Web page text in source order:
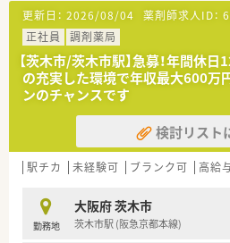
【やりがい/おすすめポイント】
■ドクターからの信頼が厚く、医
域医療に貢献できる実感がありま
■新規オープンに一から携わるこ
作り上げていくやりがいを感じら
■社員一人ひとりの頑張りをしっ
った形で還元してくれる会社です。
【こんな方が活躍中】
■向上心が高く、自身のキャリア
いきたい20代・30代の方が中心で
ら勤務している方も多数います。
■離職率が非常に低く、平均年齢
に安定して勤務を続けています。
更新日： 2026/08/04 薬剤師求人ID：
正社員
調剤薬局
【茨木市/茨木市駅】急募！年間休
の充実した環境で年収最大600万
ンのチャンスです
検討リスト
駅チカ 未経験可 ブランク可 高給
勤務地
大阪府 茨木市
茨木市駅 (阪急京都本線)